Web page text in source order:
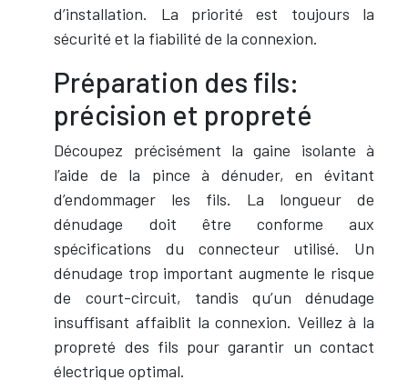
d’installation. La priorité est toujours la
sécurité et la fiabilité de la connexion.
Préparation des fils:
précision et propreté
Découpez précisément la gaine isolante à
l’aide de la pince à dénuder, en évitant
d’endommager les fils. La longueur de
dénudage doit être conforme aux
spécifications du connecteur utilisé. Un
dénudage trop important augmente le risque
de court-circuit, tandis qu’un dénudage
insuffisant affaiblit la connexion. Veillez à la
propreté des fils pour garantir un contact
électrique optimal.